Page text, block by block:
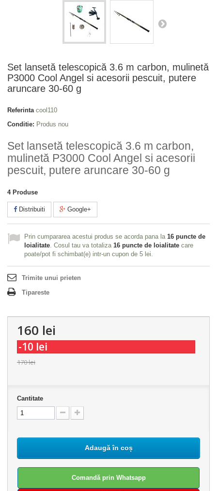
Set lansetă telescopică 3.6 m carbon, mulinetă
P3000 Cool Angel si acesorii pescuit, putere
aruncare 30-60 g
Referinta cool110
Conditie: Produs nou
Set lansetă telescopică 3.6 m carbon,
mulinetă P3000 Cool Angel si acesorii
pescuit, putere aruncare 30-60 g
4 Produse
Distribuiti Google+
Prin cumpararea acestui produs se acorda pana la 16 puncte de
loialitate . Cosul tau va totaliza 16 puncte de loialitate care
poate/pot fi schimbat(e) intr-un cupon de 5 lei
Trimite unui prieten
Tipareste
160 lei
-10 lei
170 lei
Cantitate
Adaugă în coș
Comandă prin Whatsapp